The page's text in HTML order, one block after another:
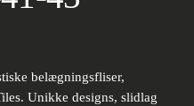
belægningsfliser,
Unikke designs, slidlag